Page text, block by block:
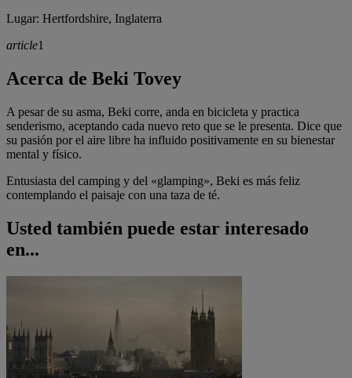
Lugar: Hertfordshire, Inglaterra
article1
Acerca de Beki Tovey
A pesar de su asma, Beki corre, anda en bicicleta y practica
senderismo, aceptando cada nuevo reto que se le presenta. Dice que
su pasión por el aire libre ha influido positivamente en su bienestar
mental y físico.
Entusiasta del camping y del «glamping», Beki es más feliz
contemplando el paisaje con una taza de té.
Usted también puede estar interesado
en...